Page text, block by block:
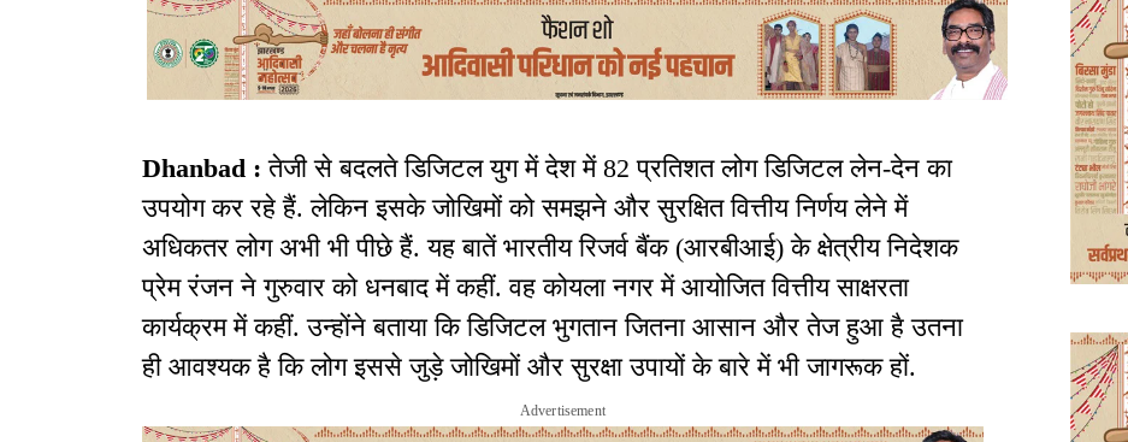
Dhanbad : तेजी से बदलते डिजिटल युग में देश में 82 प्रतिशत लोग डिजिटल लेन-देन का
उपयोग कर रहे हैं. लेकिन इसके जोखिमों को समझने और सुरक्षित वित्तीय निर्णय लेने में
अधिकतर लोग अभी भी पीछे हैं. यह बातें भारतीय रिजर्व बैंक (आरबीआई) के क्षेत्रीय निदेशक
प्रेम रंजन ने गुरुवार को धनबाद में कहीं. वह कोयला नगर में आयोजित वित्तीय साक्षरता
कार्यक्रम में कहीं. उन्होंने बताया कि डिजिटल भुगतान जितना आसान और तेज हुआ है उतना
ही आवश्यक है कि लोग इससे जुड़े जोखिमों और सुरक्षा उपायों के बारे में भी जागरूक हों.
Advertisement